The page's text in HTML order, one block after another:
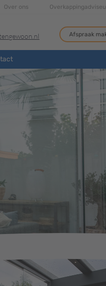
Over ons
Afspraak